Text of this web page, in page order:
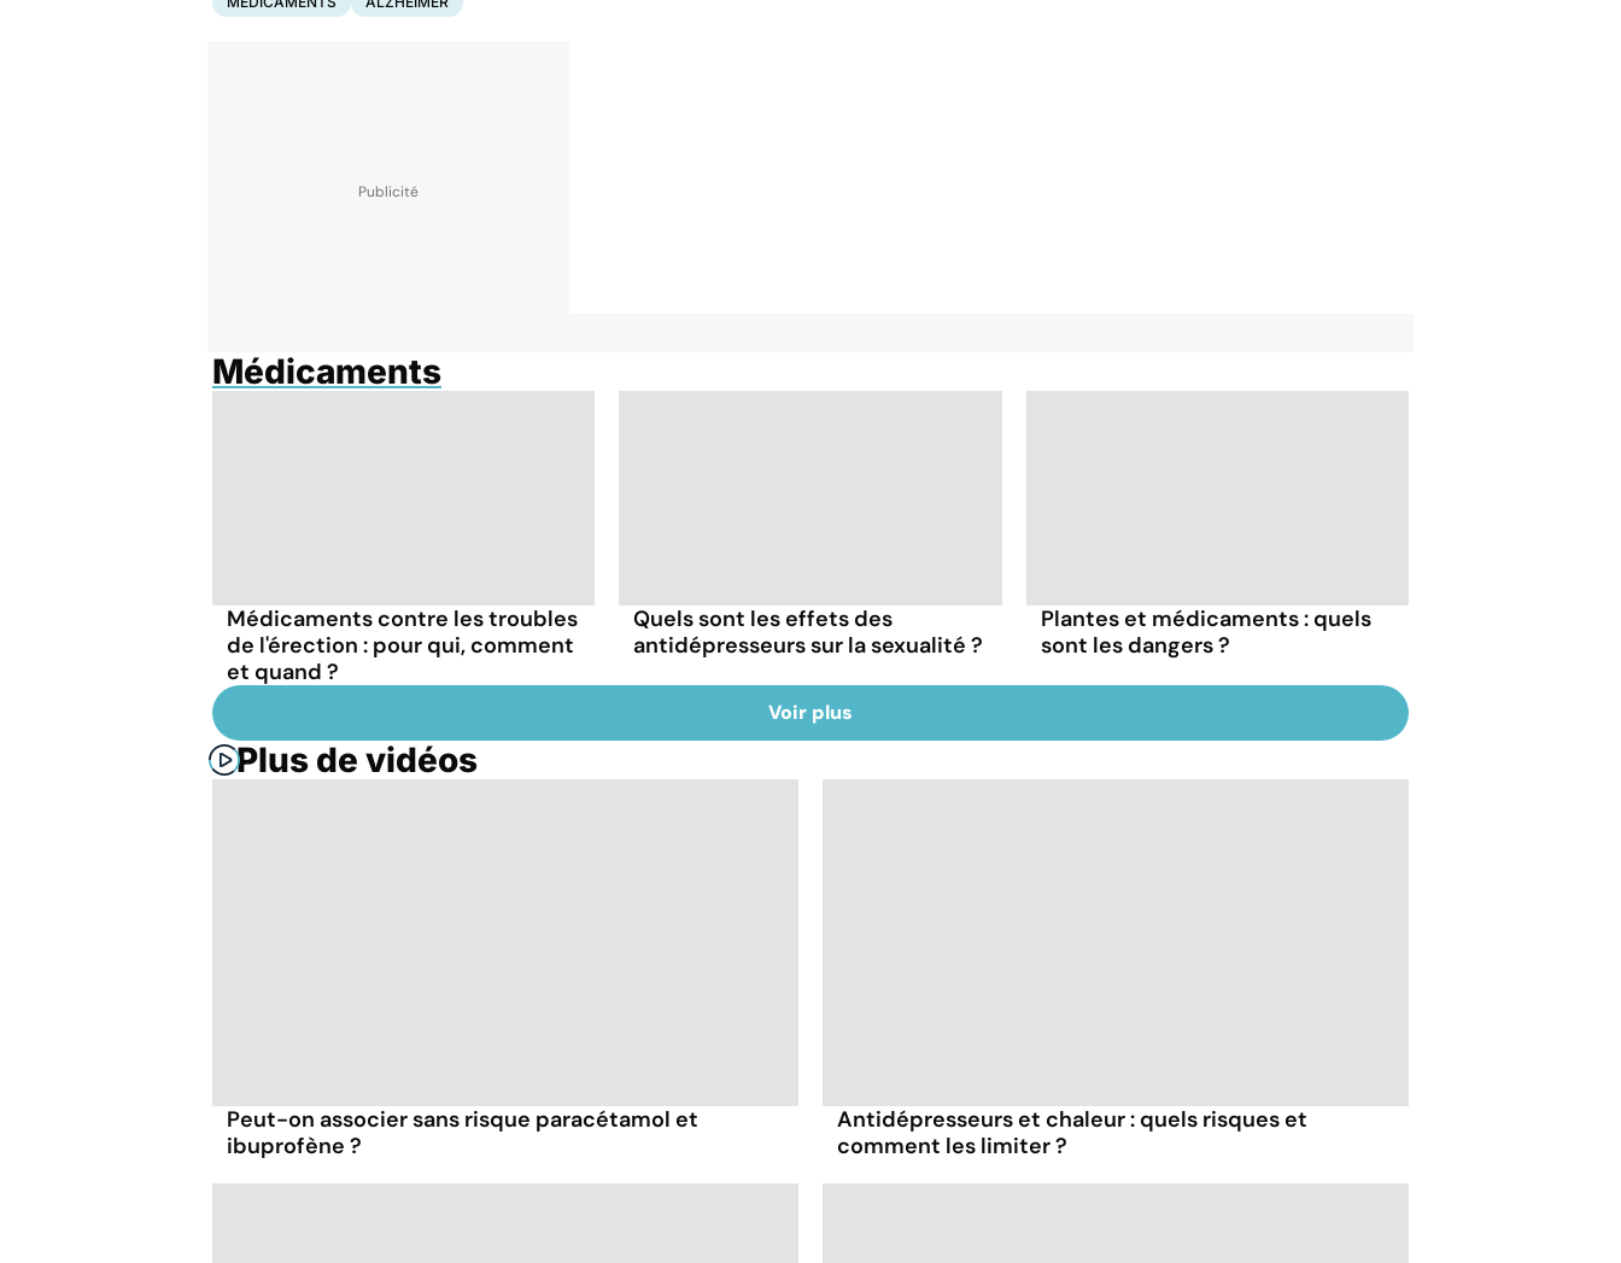
Médicaments
Médicaments contre les troubles
de l'érection : pour qui, comment
et quand ?
Quels sont les effets des
antidépresseurs sur la sexualité ?
Plantes et médicaments : quels
sont les dangers ?
Voir plus
Plus de vidéos
Peut-on associer sans risque paracétamol et
ibuprofène ?
Antidépresseurs et chaleur : quels risques et
comment les limiter ?